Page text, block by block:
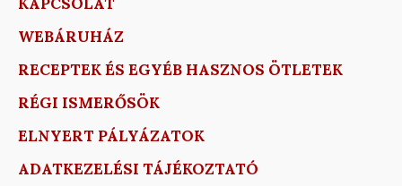
WEBÁRUHÁZ
RECEPTEK ÉS EGYÉB HASZNOS ÖTLETEK
RÉGI ISMERŐSÖK
ELNYERT PÁLYÁZATOK
ADATKEZELÉSI TÁJÉKOZTATÓ